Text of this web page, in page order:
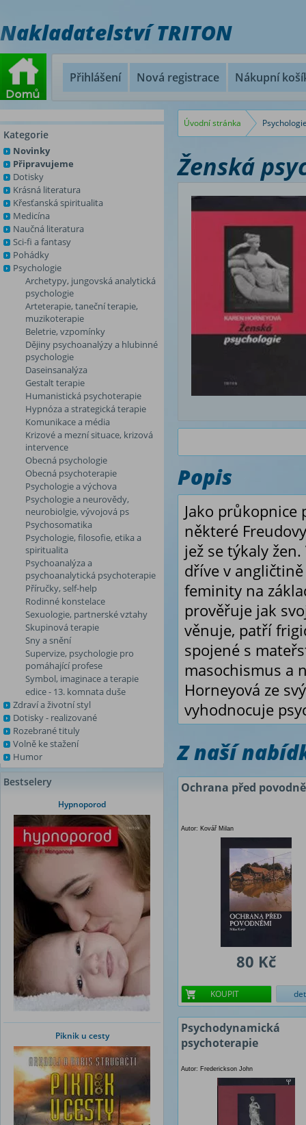
Nakladatelství TRITON
Přihlášení Nová registrace Nákupní
Kategorie
Novinky
Připravujeme
Dotisky
Krásná literatura
Křesťanská spiritualita
Medicína
Naučná literatura
Sci-fi a fantasy
Pohádky
Psychologie
Archetypy, jungovská analytická
psychologie
Arteterapie, taneční terapie,
muzikoterapie
Beletrie, vzpomínky
Dějiny psychoanalýzy a hlubinné
psychologie
Daseinsanalýza
Gestalt terapie
Humanistická psychoterapie
Hypnóza a strategická terapie
Komunikace a média
Krizové a mezní situace, krizová
intervence
Obecná psychologie
Obecná psychoterapie
Psychologie a výchova
Psychologie a neurovědy,
neurobiolgie, vývojová ps
Psychosomatika
Psychologie, filosofie, etika a
spiritualita
Psychoanalýza a
psychoanalytická psychoterapie
Příručky, self-help
Rodinné konstelace
Sexuologie, partnerské vztahy
Skupinová terapie
Sny a snění
Supervize, psychologie pro
pomáhající profese
Symbol, imaginace a terapie
edice - 13. komnata duše
Zdraví a životní styl
Dotisky - realizované
Rozebrané tituly
Volně ke stažení
Humor
Bestselery
Hypnoporod
Piknik u cesty
Úvodní stránka
Ženská
Popis
Jako průkopnice
některé
jež se týkaly
dříve v
feminity na
prověřuje jak
věnuje, patří
spojené s
masochismus a
Horneyová ze
vyhodnocuje
Z naší
Ochrana před
Autor: Kovář Milan
80 Kč
KOUPIT
Psychodynamická
psychoterapie
Autor: Frederickson John